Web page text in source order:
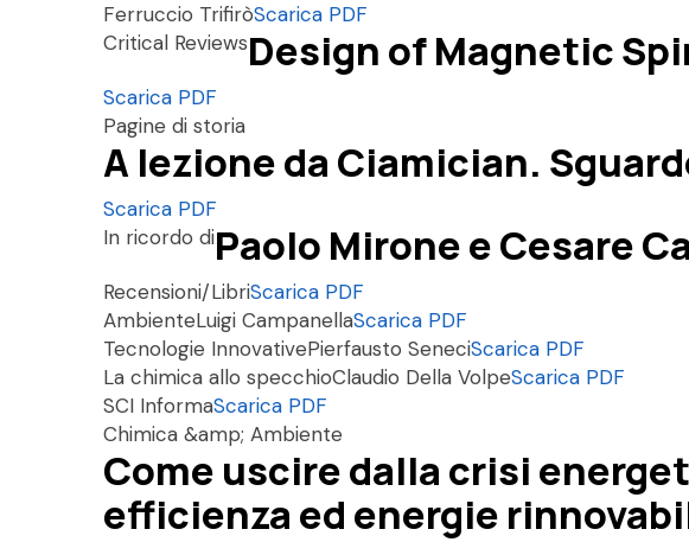
Ferruccio TrifiròScarica PDF
Critical ReviewsDesign of Magnetic
Scarica PDF
Pagine di storia
A lezione da Ciamician.
Scarica PDF
In ricordo diPaolo Mirone e Cesare
Recensioni/LibriScarica PDF
AmbienteLuigi CampanellaScarica PDF
Tecnologie InnovativePierfausto SeneciScarica PDF
La chimica allo specchioClaudio Della VolpeScarica PDF
SCI InformaScarica PDF
Chimica &amp; Ambiente
Come uscire dalla crisi
efficienza ed energie